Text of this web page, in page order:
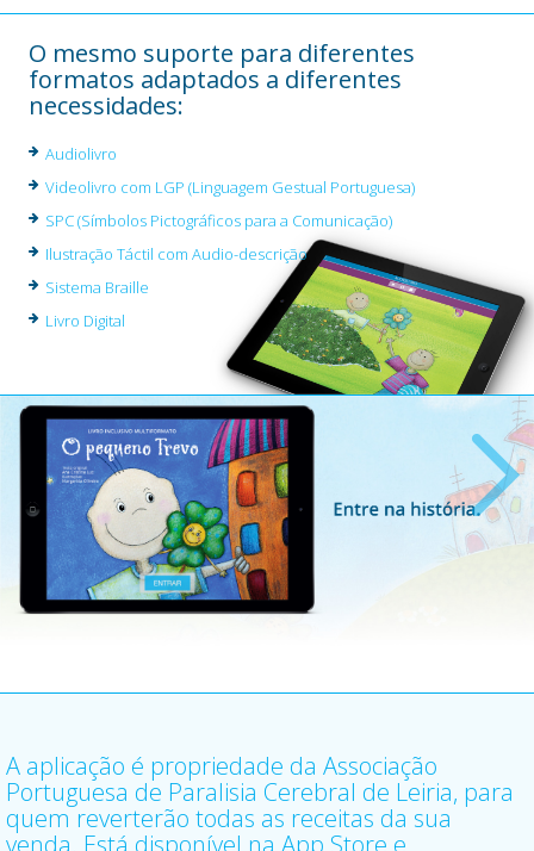
O mesmo suporte para diferentes
formatos adaptados a diferentes
necessidades:
Audiolivro
Videolivro com LGP (Linguagem Gestual Portuguesa)
SPC (Símbolos Pictográficos para a Comunicação)
Ilustração Táctil com Audio-descrição
Sistema Braille
Livro Digital
A aplicação é propriedade da Associação
Portuguesa de Paralisia Cerebral de Leiria, para
quem reverterão todas as receitas da sua